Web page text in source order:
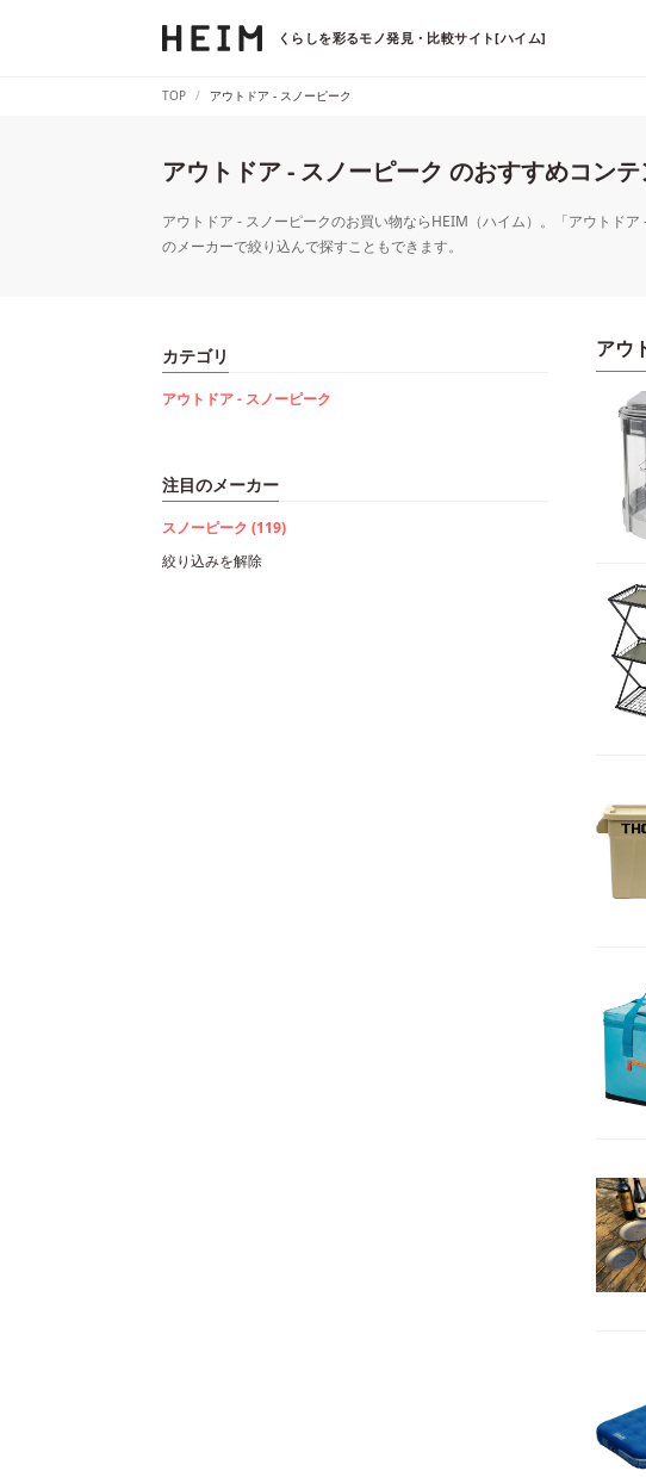
くらしを彩るモノ発見・比較サイト[ハイム]
TOP アウトドア - スノーピーク
アウトドア - スノーピーク のおすすめコン
アウトドア - スノーピークのお買い物ならHEIM（ハイム）。「アウトド
のメーカーで絞り込んで探すこともできます。
アウ
カテゴリ
アウトドア - スノーピーク
注目のメーカー
スノーピーク (119)
絞り込みを解除